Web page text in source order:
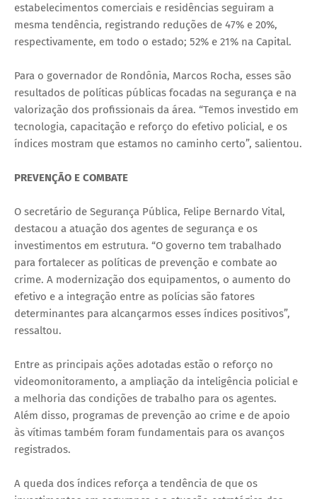
estabelecimentos comerciais e residências seguiram a
mesma tendência, registrando reduções de 47% e 20%,
respectivamente, em todo o estado; 52% e 21% na Capital.
Para o governador de Rondônia, Marcos Rocha, esses são
resultados de políticas públicas focadas na segurança e na
valorização dos profissionais da área. “Temos investido em
tecnologia, capacitação e reforço do efetivo policial, e os
índices mostram que estamos no caminho certo”, salientou.
PREVENÇÃO E COMBATE
O secretário de Segurança Pública, Felipe Bernardo Vital,
destacou a atuação dos agentes de segurança e os
investimentos em estrutura. “O governo tem trabalhado
para fortalecer as políticas de prevenção e combate ao
crime. A modernização dos equipamentos, o aumento do
efetivo e a integração entre as polícias são fatores
determinantes para alcançarmos esses índices positivos”,
ressaltou.
Entre as principais ações adotadas estão o reforço no
videomonitoramento, a ampliação da inteligência policial e
a melhoria das condições de trabalho para os agentes.
Além disso, programas de prevenção ao crime e de apoio
às vítimas também foram fundamentais para os avanços
registrados.
A queda dos índices reforça a tendência de que os